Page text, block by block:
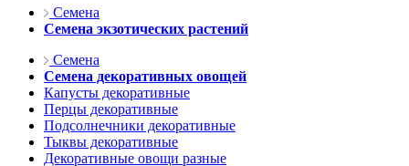
Семена
Семена экзотических растений
Семена
Семена декоративных овощей
Капусты декоративные
Перцы декоративные
Подсолнечники декоративные
Тыквы декоративные
Декоративные овощи разные